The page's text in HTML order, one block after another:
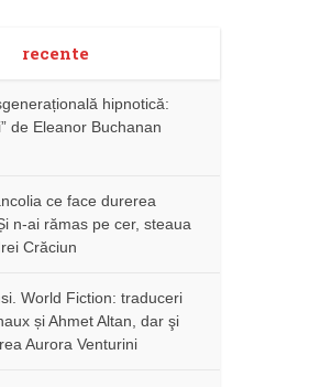
recente
hipnotică:
de Eleanor Buchanan
ce face durerea
n-ai rămas pe cer, steaua
Crăciun
World Fiction: traduceri
și Ahmet Altan, dar şi
Aurora Venturini